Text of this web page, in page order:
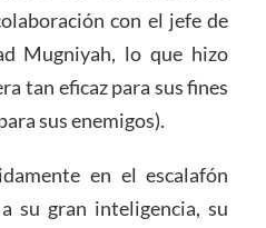
con el jefe de
Mugniyah, lo que hizo
tan eficaz para sus fines
sus enemigos).
en el escalafón
su gran inteligencia, su